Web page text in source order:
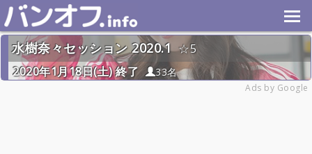
水樹奈々セッション 2020.1
5
2020年1月18日(土) 終了
33名
Ads by Google